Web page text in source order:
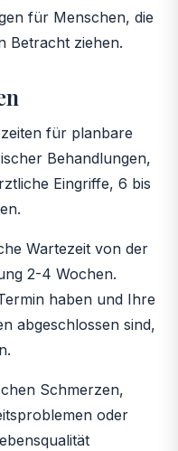
für Menschen, die
Betracht ziehen.
für planbare
Behandlungen,
Eingriffe, 6 bis
Wartezeit von der
2-4 Wochen.
haben und Ihre
abgeschlossen sind,
Schmerzen,
oder